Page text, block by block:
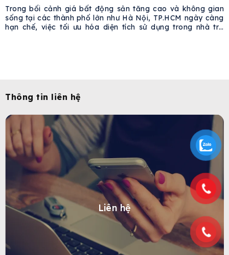
Trong bối cảnh giá bất động sản tăng cao và không gian
sống tại các thành phố lớn như Hà Nội, TP.HCM ngày càng
hạn chế, việc tối ưu hóa diện tích sử dụng trong nhà trở
Thông tin liên hệ
Liên hệ